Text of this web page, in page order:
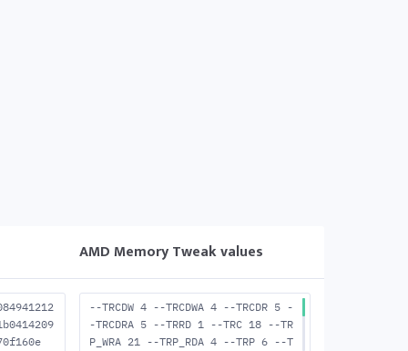
AMD Memory Tweak values
--TRCDW 4 --TRCDWA 4 --TRCDR 5 -
-TRCDRA 5 --TRRD 1 --TRC 18 --TR
P_WRA 21 --TRP_RDA 4 --TRP 6 --T